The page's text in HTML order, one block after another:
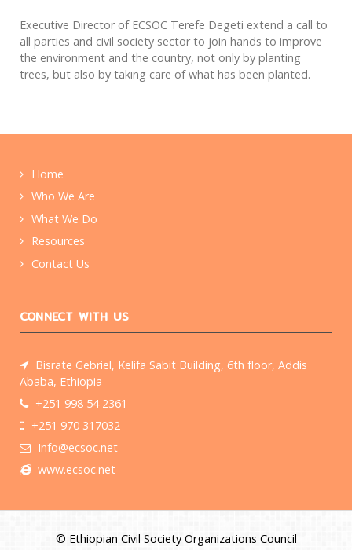
Executive Director of ECSOC Terefe Degeti extend a call to
all parties and civil society sector to join hands to improve
the environment and the country, not only by planting
trees, but also by taking care of what has been planted.
Home
Who We Are
What We Do
Resources
Contact Us
CONNECT WITH US
Bisrate Gebriel, Kelifa Sabit Building, 6th floor, Addis
Ababa, Ethiopia
+251 998 54 2361
+251 970 317032
Info@ecsoc.net
www.ecsoc.net
© Ethiopian Civil Society Organizations Council